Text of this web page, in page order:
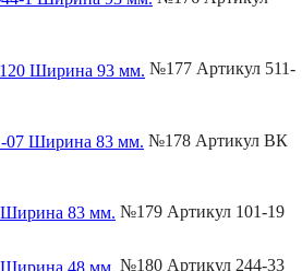
№177 Артикул 511-
№178 Артикул ВК
№179 Артикул 101-19
№180 Артикул 244-33